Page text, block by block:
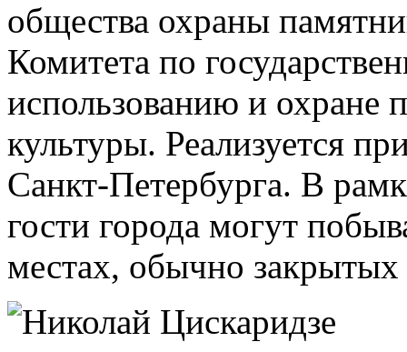
общества охраны
Комитета по
использованию и охране
культуры. Реализуется
Санкт-Петербурга. В
гости города могут
местах, обычно закрытых